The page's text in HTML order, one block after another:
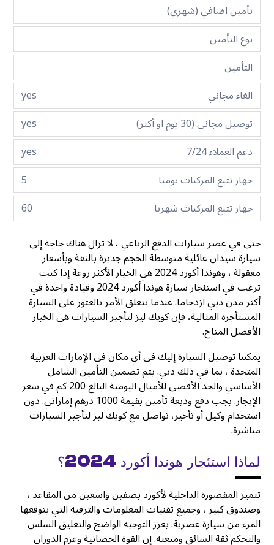
تأمين اضافي (شهري)
نوع التأمين
التأمين
الغاء مجاني
yes
توصيل مجاني (30 يوم او أكثر)
yes
دعم العملاء 7/24
yes
جهاز تتبع المركبات يوميا
5
جهاز تتبع المركبات شهريا
60
حتى في عصر سيارات الدفع الرباعي ، لا تزال هناك حاجة إلى
سيارة سيدان عائلية متوسطة الحجم جديرة بالثقة وبأسعار
معقولة ، وهوندا أكورد 2024 هي الخيار الأكثر روعة إذا كنت
ترغب في استئجار سيارة هوندا أكورد 2024 وقيادة واحدة في
أكثر مدن دبي ازدحاما. عندما يتعلق الأمر بالعثور على السيارة
المستأجرة المثالية، فإن كويك ليز لتأجير السيارات هي الخيار
الأفضل المتاح.
يمكننا توصيل السيارة إليك في أي مكان في الإمارات العربية
المتحدة ، بما في ذلك دبي. يتم تضمين التأمين الشامل
الأساسي والحد الأقصى للأميال اليومية البالغ 200 كم في سعر
الإيجار. يجب دفع وديعة تأمين بقيمة 1000 درهم إماراتي. دون
استخدام وكيل أو تأخير، تواصل مع كويك ليز لتأجير السيارات
مباشرة.
لماذا استئجار هوندا أكورد 2024؟
تتميز المقصورة الداخلية لأكورد بصفين واسعين من المقاعد ،
وصندوق كبير ، وجميع تقنيات المعلومات والترفيه التي يتوقعها
المرء من سيارة عصرية. يعزز التوجيه الواضح والتعليق السلس
والتحكم ثقة السائق ومتعته. إن القوة الحصانية وعزم الدوران